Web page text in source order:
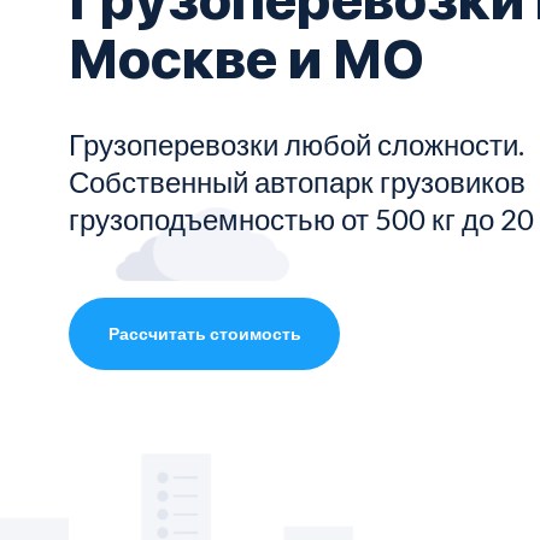
Показать все услуги
Москве и МО
Грузоперевозки любой сложности.
Собственный автопарк грузовиков
грузоподъемностью от 500 кг до 20
Рассчитать стоимость